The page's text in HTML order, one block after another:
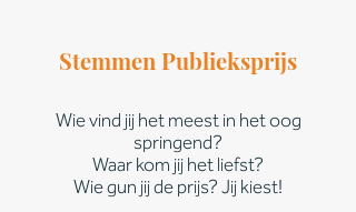
Stemmen Publieksprijs
Wie vind jij het meest in het oog
springend?
Waar kom jij het liefst?
Wie gun jij de prijs? Jij kiest!